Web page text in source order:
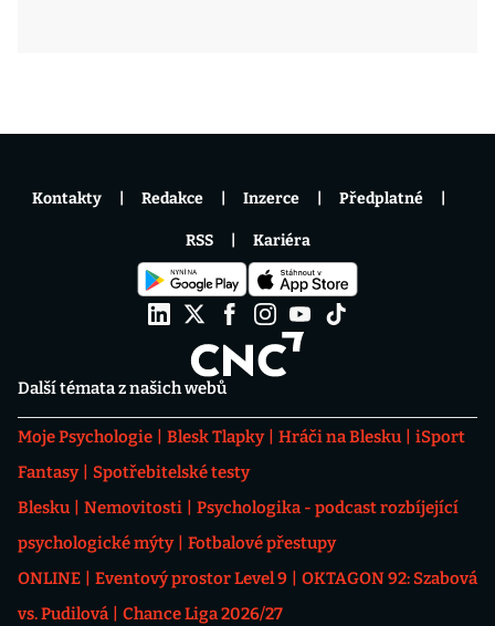
Další témata z našich webů
Moje Psychologie Blesk Tlapky Hráči na Blesku
iSport
Fantasy
Spotřebitelské testy
Blesku
Nemovitosti
Psychologika - podcast rozbíjející
psychologické mýty
Fotbalové přestupy
ONLINE
Eventový prostor Level 9
OKTAGON 92: Szabová
vs. Pudilová
Chance Liga 2026/27
Kontakty Redakce Inzerce Předplatné
RSS Kariéra